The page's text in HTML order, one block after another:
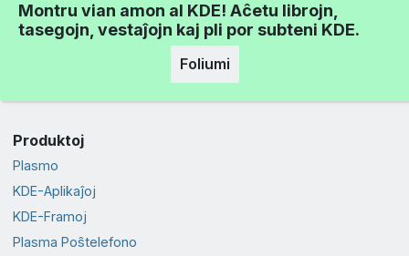
Montru vian amon al KDE! Aĉetu librojn,
tasegojn, vestaĵojn kaj pli por subteni KDE.
Foliumi
Produktoj
Plasmo
KDE-Aplikaĵoj
KDE-Framoj
Plasma Poŝtelefono